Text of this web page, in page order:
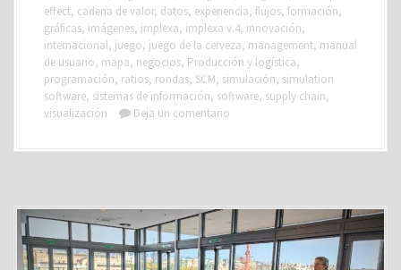
effect, cadena de valor, datos, experiencia, flujos, formación,
gráficas, imágenes, implexa, implexa v.4, innovación,
internacional, juego, juego de la cerveza, management, manual
de usuario, mapa, negocios, Producción y logística,
programación, ratios, rondas, SCM, simulación, simulation
software, sistemas de información, software, supply chain,
visualización
Deja un comentario